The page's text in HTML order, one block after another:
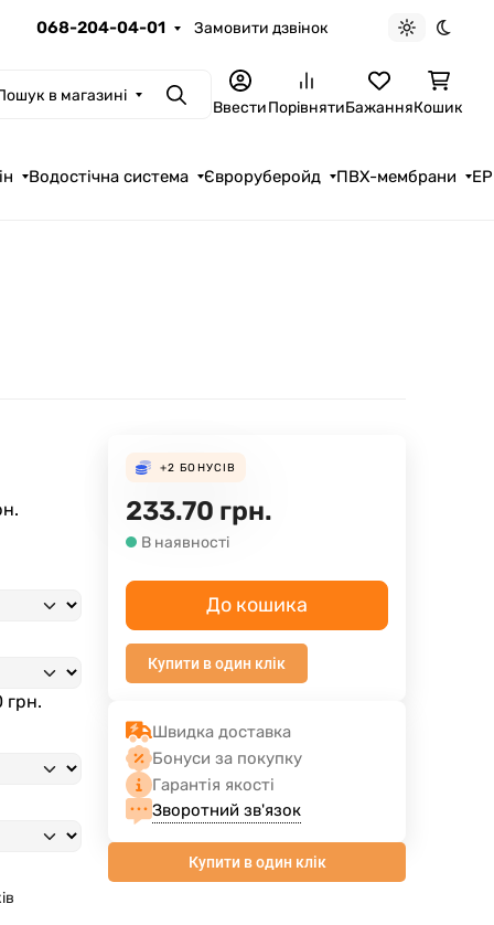
068-204-04-01 Замовити дзвінок
Light theme
Dark
в магазині ПошукВвестиПорівнятиБажанняКошик
Водостічна система Євроруберойд ПВХ-мембрани
грн.
+2 БОНУСІВ
233.70 грн.
В наявності
До кошика
Купити в один клік
Швидка доставка
Бонуси за покупку
Гарантія якості
Зворотний зв'язок
Купити в один клік